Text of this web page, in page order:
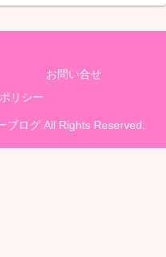
お問い合せ
リシー
ログ All Rights Reserved.